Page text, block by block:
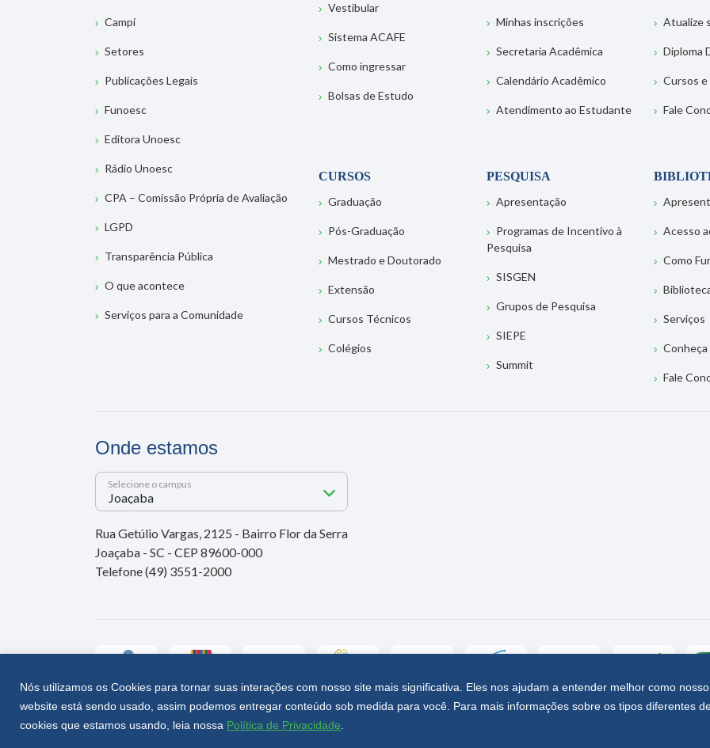
Nós utilizamos os Cookies para tornar suas interações com nosso site mais significativa. Eles nos ajudam a entender melhor como nosso
website está sendo usado, assim podemos entregar conteúdo sob medida para você. Para mais informações sobre os tipos diferentes
cookies que estamos usando, leia nossa Política de Privacidade
Campi
Setores
Publicações Legais
Funoesc
Editora Unoesc
Rádio Unoesc
CPA – Comissão Própria de Avaliação
LGPD
Transparência Pública
O que acontece
Serviços para a Comunidade
Vestibular
Sistema ACAFE
Como ingressar
Bolsas de Estudo
Minhas inscrições
Secretaria Acadêmica
Calendário Acadêmico
Atendimento ao Estudante
Atualize
Diploma
Cursos
Fale
CURSOS
Graduação
Pós-Graduação
Mestrado e Doutorado
Extensão
Cursos Técnicos
Colégios
PESQUISA
Apresentação
Programas de Incentivo à
Pesquisa
SISGEN
Grupos de Pesquisa
SIEPE
Summit
Acesso
Como
Serviços
Fale
Onde estamos
Selecione o campus
Rua Getúlio Vargas, 2125 - Bairro Flor da Serra
Joaçaba - SC - CEP 89600-000
Telefone (49) 3551-2000
Unoesc © 2026 - Todos os direitos reservados